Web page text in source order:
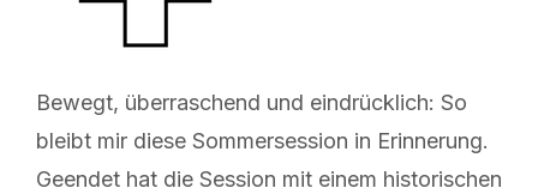
Bewegt, überraschend und eindrücklich: So
bleibt mir diese Sommersession in Erinnerung.
Geendet hat die Session mit einem historischen